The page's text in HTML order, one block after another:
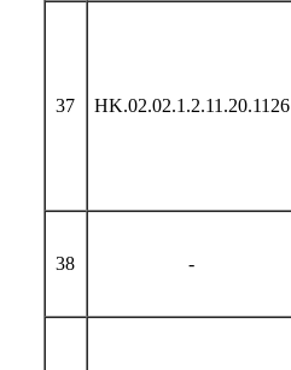
37 HK.02.02.1.2.11.20.1126
38 -